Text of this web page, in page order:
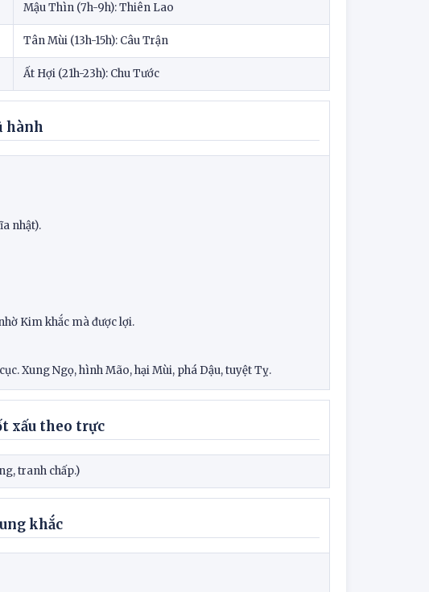
Mậu Thìn (7h-9h): Thiên Lao
Tân Mùi (13h-15h): Câu Trận
Ất Hợi (21h-23h): Chu Tước
hành
nhật).
Kim khắc mà được lợi.
Xung Ngọ, hình Mão, hại Mùi, phá Dậu, tuyệt Tỵ.
xấu theo trực
tranh chấp.)
khắc